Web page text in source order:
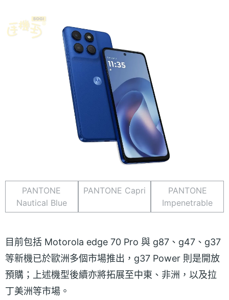
PANTONE
Nautical Blue
PANTONE Capri
PANTONE
Impenetrable
目前包括 Motorola edge 70 Pro 與 g87、g47、g37
等新機已於歐洲多個市場推出，g37 Power 則是開放
預購；上述機型後續亦將拓展至中東、非洲，以及拉
丁美洲等市場。